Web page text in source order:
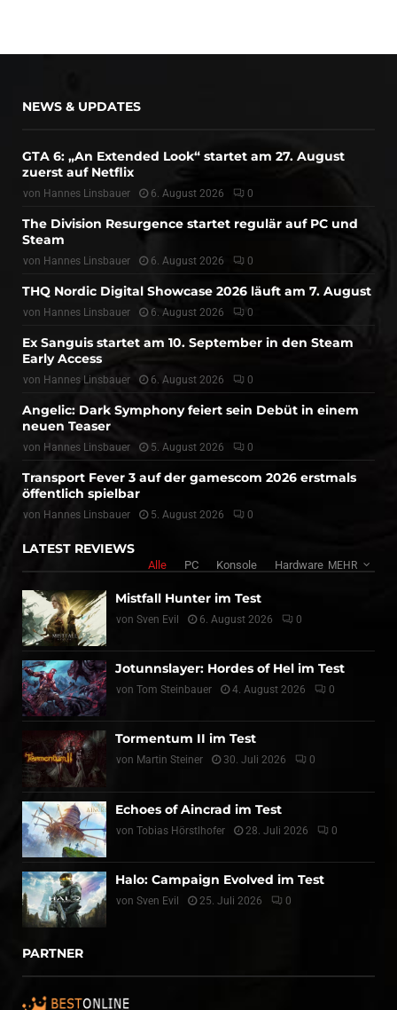
NEWS & UPDATES
GTA 6: „An Extended Look“ startet am 27. August
zuerst auf Netflix
von Hannes Linsbauer 6. August 2026 0
The Division Resurgence startet regulär auf PC und
Steam
von Hannes Linsbauer 6. August 2026 0
THQ Nordic Digital Showcase 2026 läuft am 7. August
von Hannes Linsbauer 6. August 2026 0
Ex Sanguis startet am 10. September in den Steam
Early Access
von Hannes Linsbauer 6. August 2026 0
Angelic: Dark Symphony feiert sein Debüt in einem
neuen Teaser
von Hannes Linsbauer 5. August 2026 0
Transport Fever 3 auf der gamescom 2026 erstmals
öffentlich spielbar
von Hannes Linsbauer 5. August 2026 0
LATEST REVIEWS
Alle PC Konsole Hardware MEHR
Mistfall Hunter im Test
von Sven Evil 6. August 2026 0
Jotunnslayer: Hordes of Hel im Test
von Tom Steinbauer 4. August 2026 0
Tormentum II im Test
von Martin Steiner 30. Juli 2026 0
Echoes of Aincrad im Test
von Tobias Hörstlhofer 28. Juli 2026 0
Halo: Campaign Evolved im Test
von Sven Evil 25. Juli 2026 0
PARTNER